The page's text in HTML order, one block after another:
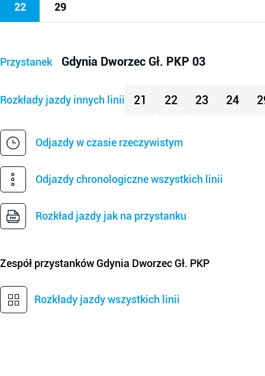
22 29
Przystanek Gdynia Dworzec Gł. PKP 03
Rozkłady jazdy innych linii 21 22 23 24
Odjazdy w czasie rzeczywistym
Odjazdy chronologiczne wszystkich linii
Rozkład jazdy jak na przystanku
Zespół przystanków Gdynia Dworzec Gł. PKP
Rozkłady jazdy wszystkich linii